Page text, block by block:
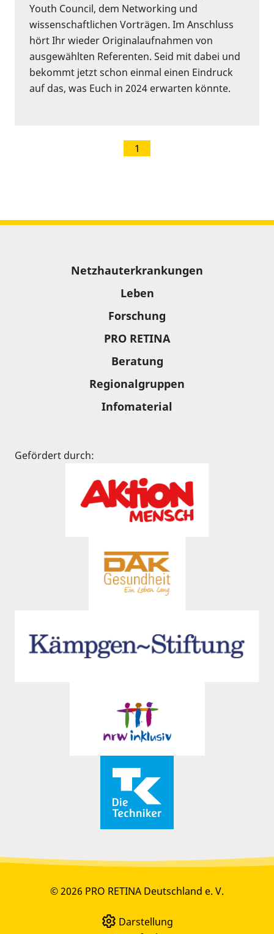
Youth Council, dem Networking und
wissenschaftlichen Vorträgen. Im Anschluss
hört Ihr wieder Originalaufnahmen von
ausgewählten Referenten. Seid mit dabei und
bekommt jetzt schon einmal einen Eindruck
auf das, was Euch in 2024 erwarten könnte.
1
Netzhauterkrankungen
Leben
Forschung
PRO RETINA
Beratung
Regionalgruppen
Infomaterial
Gefördert durch:
© 2026 PRO RETINA Deutschland e. V.
Darstellung